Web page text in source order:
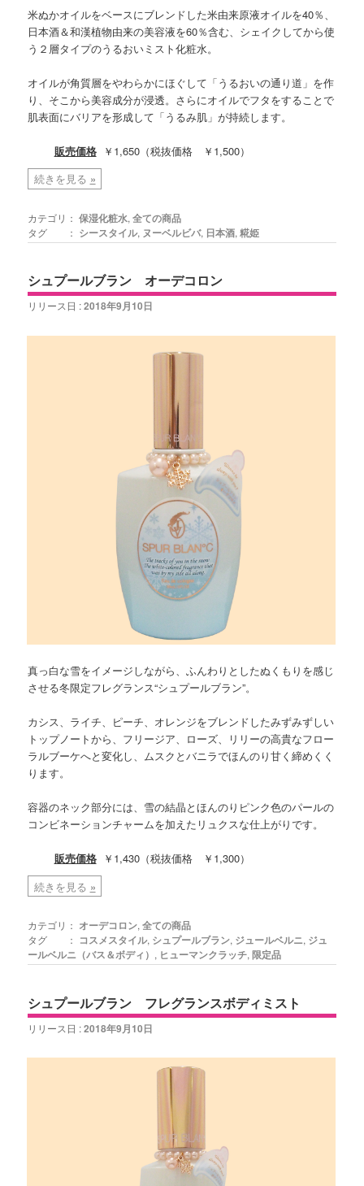
米ぬかオイルをベースにブレンドした米由来原液オイルを40％、
日本酒＆和漢植物由来の美容液を60％含む、シェイクしてから使
う２層タイプのうるおいミスト化粧水。
オイルが角質層をやわらかにほぐして「うるおいの通り道」を作
り、そこから美容成分が浸透。さらにオイルでフタをすることで
肌表面にバリアを形成して「うるみ肌」が持続します。
販売価格￥1,650（税抜価格 ￥1,500）
続きを見る »
カテゴリ： 保湿化粧水,全ての商品
タグ ： シースタイル, ヌーベルビバ, 日本酒,糀姫
シュプールブラン オーデコロン
リリース日 :2018年9月10日
真っ白な雪をイメージしながら、ふんわりとしたぬくもりを感じ
させる冬限定フレグランス“シュプールブラン”。
カシス、ライチ、ピーチ、オレンジをブレンドしたみずみずしい
トップノートから、フリージア、ローズ、リリーの高貴なフロー
ラルブーケへと変化し、ムスクとバニラでほんのり甘く締めくく
ります。
容器のネック部分には、雪の結晶とほんのりピンク色のパールの
コンビネーションチャームを加えたリュクスな仕上がりです。
販売価格￥1,430（税抜価格 ￥1,300）
続きを見る »
カテゴリ： オーデコロン,全ての商品
タグ ： コスメスタイル, シュプールブラン, ジュールベルニ, ジュ
ールベルニ（バス＆ボディ） , ヒューマンクラッチ,限定品
シュプールブラン フレグランスボディミスト
リリース日 :2018年9月10日